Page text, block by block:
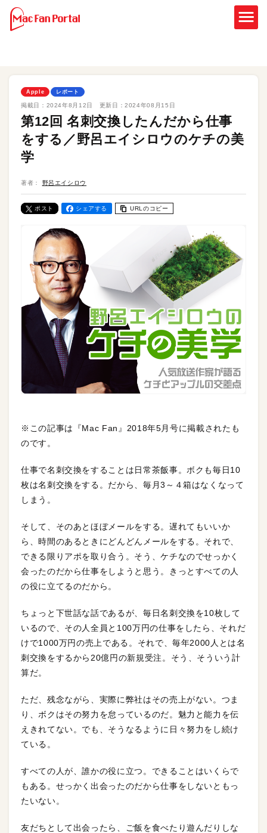
Apple レポート
掲載日： 2024年8月12日 更新日：2024年08月15日
第12回 名刺交換したんだから仕事
をする／野呂エイシロウのケチの美
学
著者： 野呂エイシロウ
ポスト シェアする URLのコピー
※この記事は『Mac Fan』2018年5月号に掲載されたも
のです。
仕事で名刺交換をすることは日常茶飯事。ボクも毎日10
枚は名刺交換をする。だから、毎月3～４箱はなくなって
しまう。
そして、そのあとほぼメールをする。遅れてもいいか
ら、時間のあるときにどんどんメールをする。それで、
できる限りアポを取り合う。そう、ケチなのでせっかく
会ったのだから仕事をしようと思う。きっとすべての人
の役に立てるのだから。
ちょっと下世話な話であるが、毎日名刺交換を10枚して
いるので、その人全員と100万円の仕事をしたら、それだ
けで1000万円の売上である。それで、毎年2000人とは名
刺交換をするから20億円の新規受注。そう、そういう計
算だ。
ただ、残念ながら、実際に弊社はその売上がない。つま
り、ボクはその努力を怠っているのだ。魅力と能力を伝
えきれてない。でも、そうなるように日々努力をし続け
ている。
すべての人が、誰かの役に立つ。できることはいくらで
もある。せっかく出会ったのだから仕事をしないともっ
たいない。
友だちとして出会ったら、ご飯を食べたり遊んだりしな